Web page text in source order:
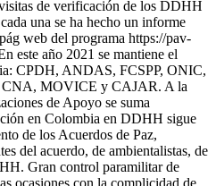
de verificación de los DDHH
una se ha hecho un informe
web del programa https://pav-
este año 2021 se mantiene el
CPDH, ANDAS, FCSPP, ONIC,
MOVICE y CAJAR. A la
de Apoyo se suma
en Colombia en DDHH sigue
de los Acuerdos de Paz,
del acuerdo, de ambientalistas, de
Gran control paramilitar de
ocasiones con la complicidad de